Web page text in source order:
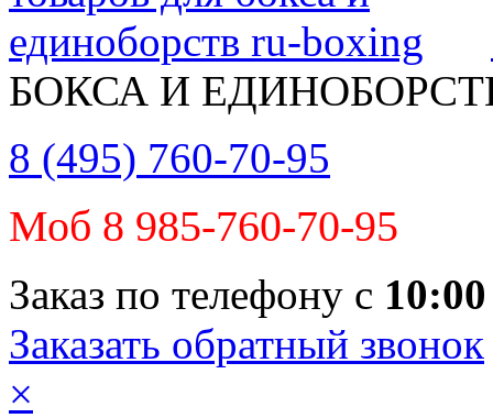
БОКСА И
8 (495) 760-70-95
Моб 8 985-760-70-95
Заказ по телефону с 10:00
Заказать обратный звонок
×